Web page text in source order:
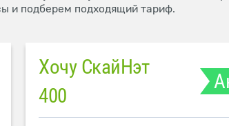
и подберем подходящий тариф.
Хочу СкайНэт
400